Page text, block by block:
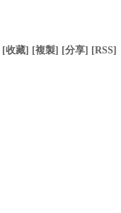
[收藏] [複製] [分享] [RSS]